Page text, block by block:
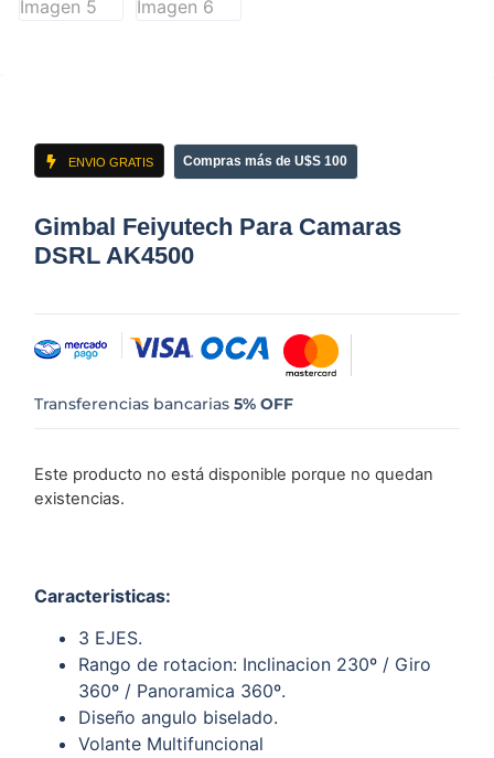
ENVIO GRATIS Compras más de U$S 100
Gimbal Feiyutech Para Camaras
DSRL AK4500
Transferencias bancarias5% OFF
Este producto no está disponible porque no quedan
existencias.
Caracteristicas:
3 EJES.
Rango de rotacion: Inclinacion 230º / Giro
360º / Panoramica 360º.
Diseño angulo biselado.
Volante Multifuncional